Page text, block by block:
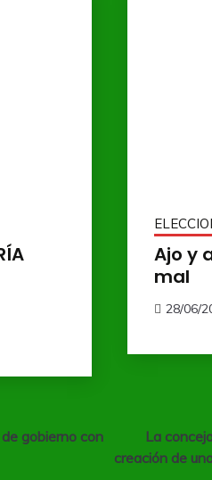
Ajo y
mal
28/06/
gobierno con
La
creación de